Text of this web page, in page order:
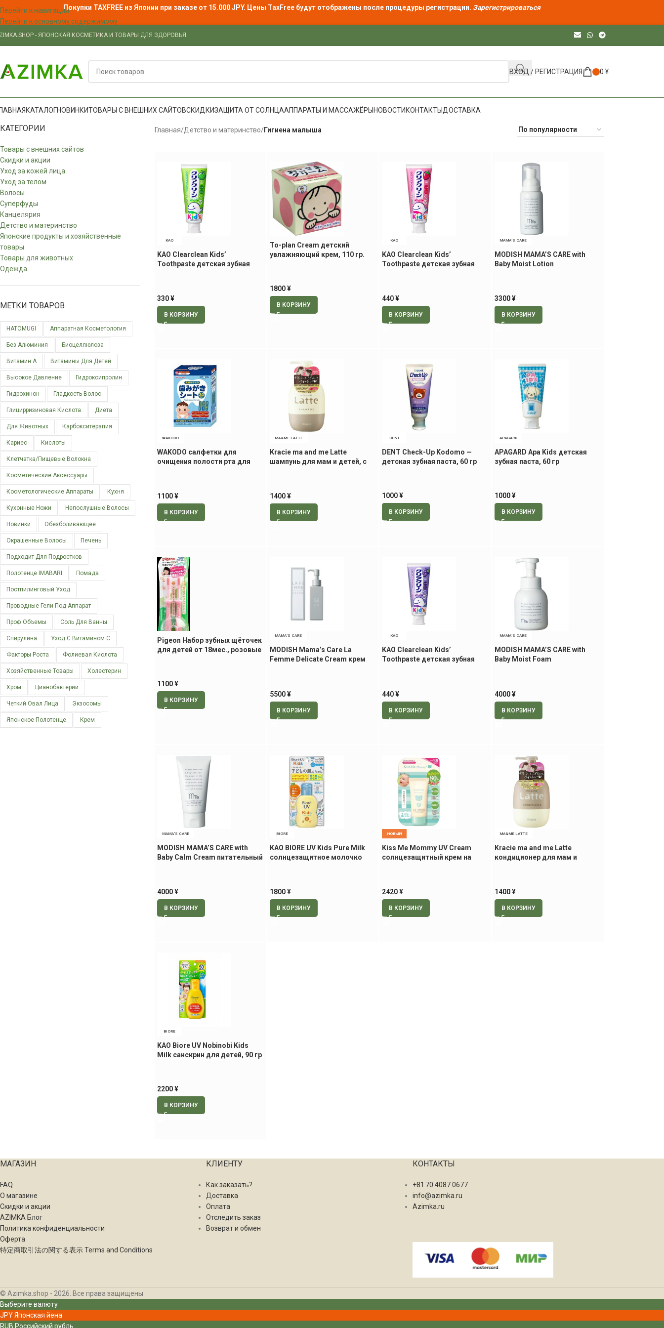
Перейти к навигации
Перейти к основному содержимому
Покупки TAXFREE из Японии при заказе от 15.000 JPY. Цены TaxFree будут отображены после процедуры регистрации. Зарегистрироваться
- ЯПОНСКАЯ КОСМЕТИКА И ТОВАРЫ ДЛЯ ЗДОРОВЬЯ
ВХОД / РЕГИСТРАЦИЯ 0 ¥
КАТАЛОГНОВИНКИТОВАРЫ С ВНЕШНИХ САЙТОВСКИДКИЗАЩИТА ОТ СОЛНЦААППАРАТЫ И МАССАЖЁРЫНОВОСТИКОНТАКТЫДОСТАВКА
КАТЕГОРИИ
Товары с внешних сайтов
Скидки и акции
Уход за кожей лица
Уход за телом
Волосы
Суперфуды
Канцелярия
Детство и материнство
Японские продукты и хозяйственные
товары
Товары для животных
Одежда
МЕТКИ ТОВАРОВ
HATOMUGI Аппаратная Косметология
Без Алюминия Биоцеллюлоза
Витамин А Витамины Для Детей
Высокое Давление Гидроксипролин
Гидрохинон Гладкость Волос
Глицирризиновая Кислота Диета
Для Животных Карбокситерапия
Кариес Кислоты
Клетчатка/пищевые Волокна
Косметические Аксессуары
Косметологические Аппараты Кухня
Кухонные Ножи Непослушные Волосы
Новинки Обезболивающее
Окрашенные Волосы Печень
Подходит Для Подростков
Полотенце IMABARI Помада
Постпилинговый Уход
Проводные Гели Под Аппарат
Проф Объемы Соль Для Ванны
Спирулина Уход С Витамином С
Факторы Роста Фолиевая Кислота
Хозяйственные Товары Холестерин
Хром Цианобактерии
Четкий Овал Лица Экзосомы
Японское Полотенце Крем
Главная/Детство и материнство/Гигиена малыша
KAO
KAO Clearclean Kids’
Toothpaste детская зубная
330¥
В КОРЗИНУ
To-plan Cream детский
увлажняющий крем, 110 гр.
1800¥
В КОРЗИНУ
KAO
KAO Clearclean Kids’
Toothpaste детская зубная
440¥
В КОРЗИНУ
MAMA’S CARE
MODISH MAMA’S CARE with
Baby Moist Lotion
3300¥
В КОРЗИНУ
WAKODO
WAKODO салфетки для
очищения полости рта для
1100¥
В КОРЗИНУ
MA&ME LATTE
Kracie ma and me Latte
шампунь для мам и детей, с
1400¥
В КОРЗИНУ
DENT
DENT Check-Up Kodomo —
детская зубная паста, 60 гр
1000¥
В КОРЗИНУ
APAGARD
APAGARD Apa Kids детская
зубная паста, 60 гр
1000¥
В КОРЗИНУ
Pigeon Набор зубных щёточек
для детей от 18мес., розовые
1100¥
В КОРЗИНУ
MAMA’S CARE
MODISH Mama’s Care La
Femme Delicate Cream крем
5500¥
В КОРЗИНУ
KAO
KAO Clearclean Kids’
Toothpaste детская зубная
440¥
В КОРЗИНУ
MAMA’S CARE
MODISH MAMA’S CARE with
Baby Moist Foam
4000¥
В КОРЗИНУ
MAMA’S CARE
MODISH MAMA’S CARE with
Baby Calm Cream питательный
4000¥
В КОРЗИНУ
BIORE
KAO BIORE UV Kids Pure Milk
солнцезащитное молочко
1800¥
В КОРЗИНУ
НОВЫЙ
Kiss Me Mommy UV Cream
солнцезащитный крем на
2420¥
В КОРЗИНУ
MA&ME LATTE
Kracie ma and me Latte
кондиционер для мам и
1400¥
В КОРЗИНУ
BIORE
KAO Biore UV Nobinobi Kids
Milk санскрин для детей, 90 гр
2200¥
В КОРЗИНУ
МАГАЗИН
FAQ
О магазине
Скидки и акции
AZIMKA Блог
Политика конфиденциальности
Оферта
特定商取引法の関する表示 Terms and Conditions
КЛИЕНТУ
Как заказать?
Доставка
Оплата
Отследить заказ
Возврат и обмен
КОНТАКТЫ
+81 70 4087 0677
info@azimka.ru
Azimka.ru
© Azimka.shop - 2026. Все права защищены
Выберите валюту
JPYЯпонская йена
RUB Российский рубль